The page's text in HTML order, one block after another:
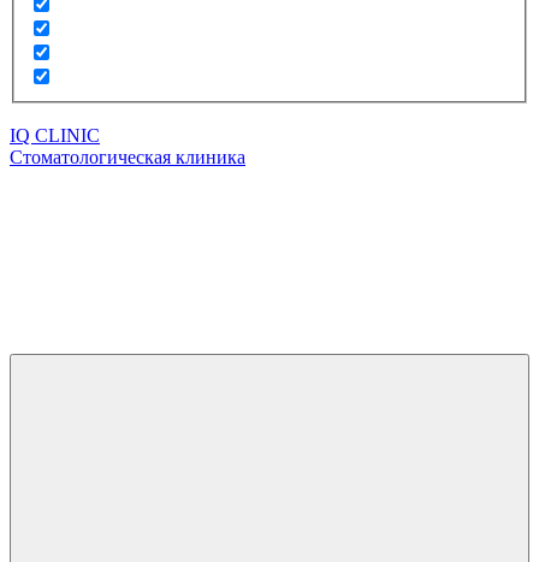
IQ CLINIC
Стоматологическая клиника